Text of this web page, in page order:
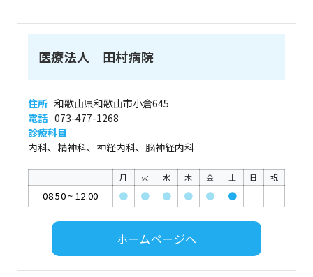
医療法人 田村病院
住所 和歌山県和歌山市小倉645
電話 073-477-1268
診療科目
内科、精神科、神経内科、脳神経内科
月 火 水 木 金 土 日 祝
08:50~ 12:00 ● ● ● ● ● ●
ホームページへ